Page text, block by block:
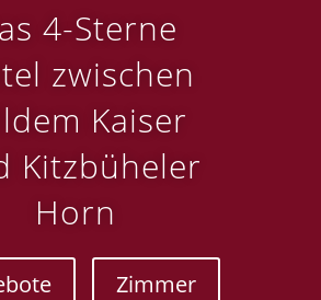
4-Sterne
zwischen
Kaiser
Kitzbüheler
Horn
Zimmer